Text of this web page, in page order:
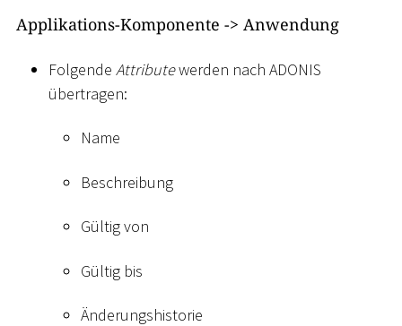
Applikations-Komponente -> Anwendung
Folgende Attributewerden nach ADONIS
übertragen:
Name
Beschreibung
Gültig von
Gültig bis
Änderungshistorie